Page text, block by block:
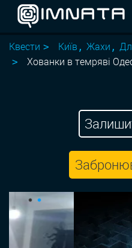
Квести Київ Жахи
Хованки в темряві